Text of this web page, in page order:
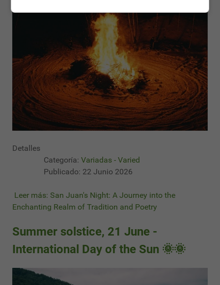
Detalles
Categoría: Variadas - Varied
Publicado: 22 Junio 2026
Leer más: San Juan's Night: A Journey into the
Enchanting Realm of Tradition and Poetry
Summer solstice, 21 June -
International Day of the Sun 🌞🌞